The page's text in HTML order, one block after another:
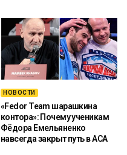
НОВОСТИ
«Fedor Team шарашкина
контора»: Почему ученикам
Фёдора Емельяненко
навсегда закрыт путь в ACA